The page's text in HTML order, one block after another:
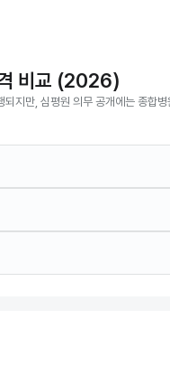
비교 (2026)
지만, 심평원 의무 공개에는 종합